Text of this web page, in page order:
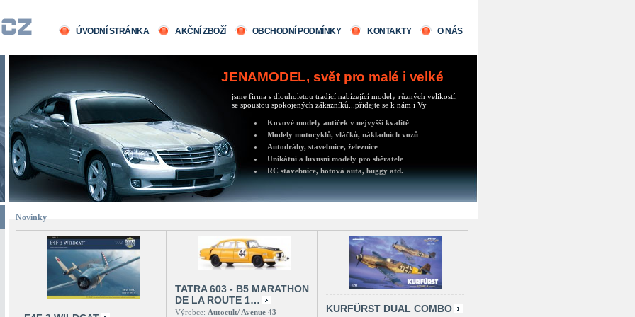
ÚVODNÍ STRÁNKA AKČNÍ ZBOŽÍ OBCHODNÍ PODMÍNKY KONTAKTY O NÁS
JENAMODEL, svět pro malé i velké
jsme firma s dlouholetou tradicí nabízející modely různých velikostí,
se spoustou spokojených zákazníků...přidejte se k nám i Vy
Kovové modely autíček v nejvyšší kvalitě
Modely motocyklů, vláčků, nákladních vozů
Autodráhy, stavebnice, železnice
Unikátní a luxusní modely pro sběratele
RC stavebnice, hotová auta, buggy atd.
Novinky
TATRA 603 - B5 MARATHON
DE LA ROUTE 1…
Výrobce: Autocult/ Avenue 43 KURFÜRST DUAL COMBO